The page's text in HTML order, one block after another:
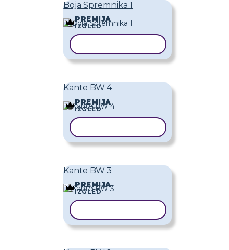
Boja Spremnika 1
PREMIJA
IZGLED
Kante BW 4
PREMIJA
IZGLED
Kante BW 3
PREMIJA
IZGLED